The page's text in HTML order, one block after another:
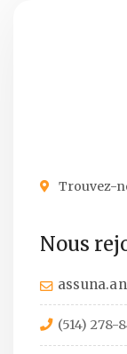
Trouvez-
Nous
(514) 278-